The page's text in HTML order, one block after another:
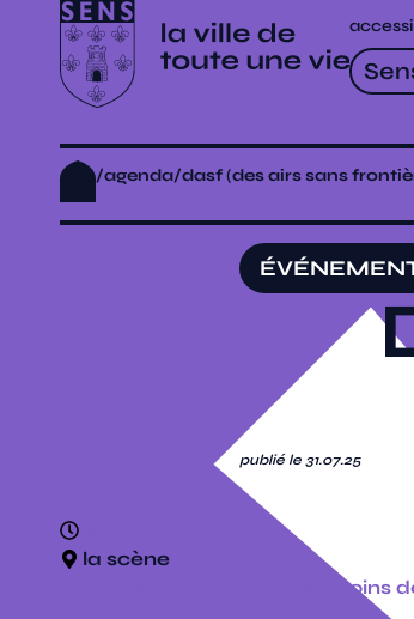
/agenda/dasf (des airs sans
publié le 31.07.25
07.11.25
la scène
tarif : 7€ - gratuit pour les moins